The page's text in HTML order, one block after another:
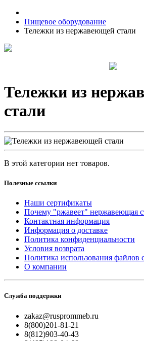
Пищевое оборудование
Тележки из нержавеющей стали
Тележки из
стали
В этой категории нет товаров.
Полезные ссылки
Наши сертификаты
Почему "ржавеет" нержавеющая
Контактная информация
Информация о доставке
Политика конфиденциальности
Условия возврата
Политика использования файлов
О компании
Служба поддержки
zakaz@rusprommeb.ru
8(800)201-81-21
8(812)903-40-43